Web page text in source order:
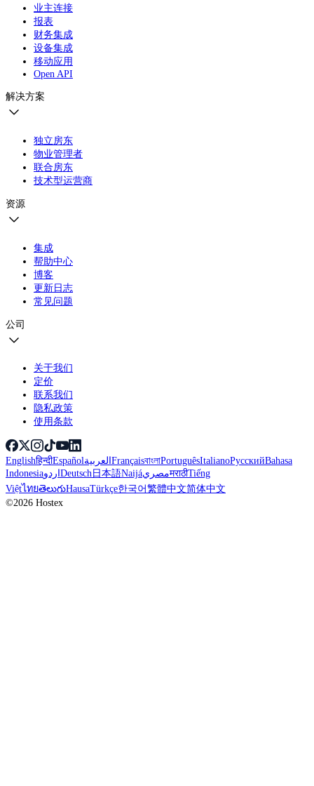
业主连接
报表
财务集成
设备集成
移动应用
Open API
解决方案
独立房东
物业管理者
联合房东
技术型运营商
资源
集成
帮助中心
博客
更新日志
常见问题
公司
关于我们
定价
联系我们
隐私政策
使用条款
Englishहिन्दीEspañolالعربيةFrançaisবাংলাPortuguêsItalianoРусскийBahasa
IndonesiaاردوDeutsch日本語NaijáمصريमराठीTiếng
ViệtไทยతెలుగుHausaTürkçe한국어繁體中文简体中文
©2026 Hostex